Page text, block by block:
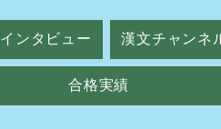
インタビュー 漢文チャンネ
合格実績